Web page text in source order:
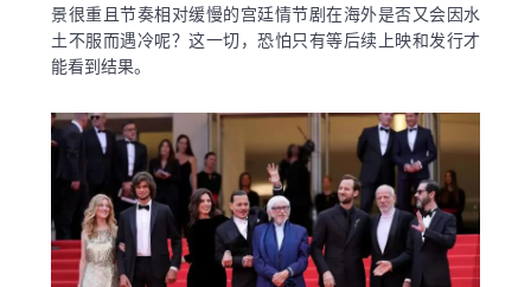
景很重且节奏相对缓慢的宫廷情节剧在海外是否又会因水
土不服而遇冷呢？这一切，恐怕只有等后续上映和发行才
能看到结果。